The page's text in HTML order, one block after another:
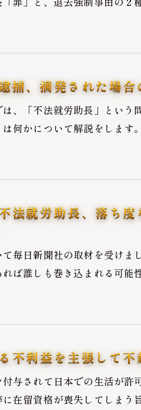
捕、摘発された場合
は、「不法就労助長」とい
は何かについて解説をしま
不法就労助長、落ち
毎日新聞社の取材を受け
ば誰しも巻き込まれる可
不利益を主張して
与されて日本での生活が
在留資格が喪失してしま